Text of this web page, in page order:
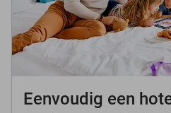
Eenvoudig een